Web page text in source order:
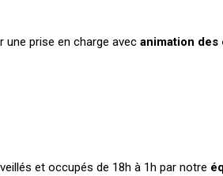
une prise en charge avec animation des
et occupés de 18h à 1h par notre